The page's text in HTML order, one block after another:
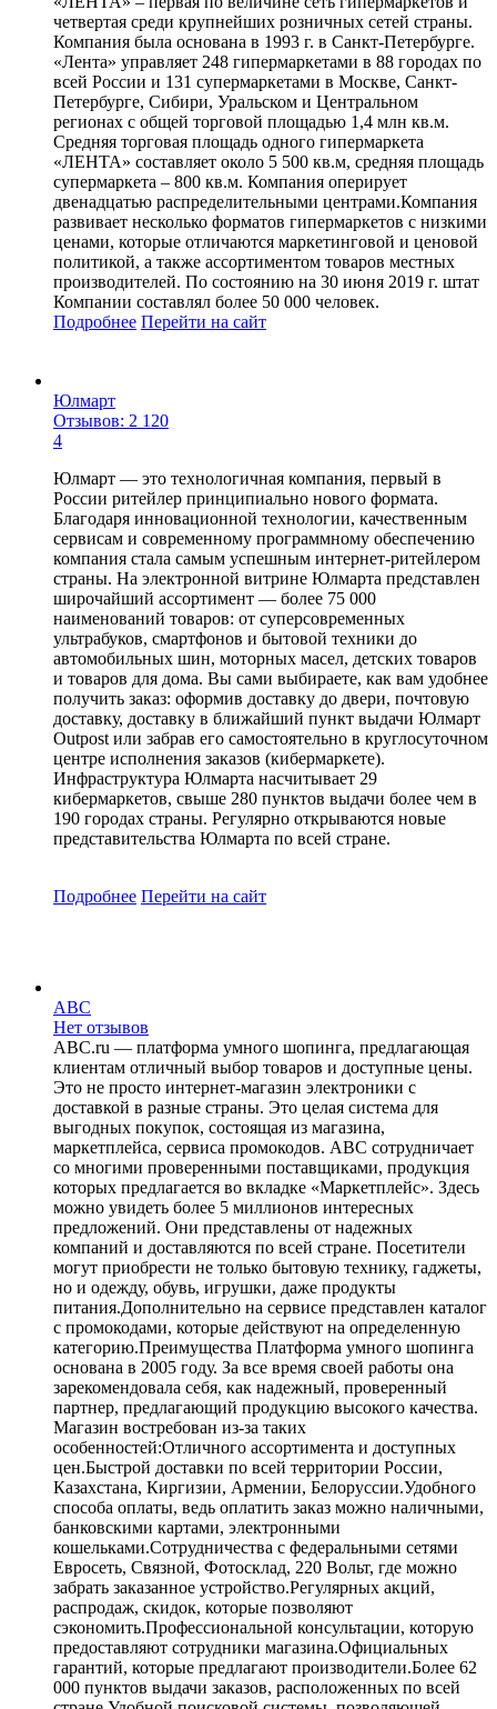
четвертая среди крупнейших розничных сетей страны.
Компания была основана в 1993 г. в Санкт-Петербурге.
«Лента» управляет 248 гипермаркетами в 88 городах по
всей России и 131 супермаркетами в Москве, Санкт-
Петербурге, Сибири, Уральском и Центральном
регионах с общей торговой площадью 1,4 млн кв.м.
Средняя торговая площадь одного гипермаркета
«ЛЕНТА» составляет около 5 500 кв.м, средняя площадь
супермаркета – 800 кв.м. Компания оперирует
двенадцатью распределительными центрами.Компания
развивает несколько форматов гипермаркетов с низкими
ценами, которые отличаются маркетинговой и ценовой
политикой, а также ассортиментом товаров местных
производителей. По состоянию на 30 июня 2019 г. штат
Компании составлял более 50 000 человек.
Подробнее Перейти на сайт
Юлмарт
Отзывов: 2 120
4
Юлмарт — это технологичная компания, первый в
России ритейлер принципиально нового формата.
Благодаря инновационной технологии, качественным
сервисам и современному программному обеспечению
компания стала самым успешным интернет-ритейлером
страны. На электронной витрине Юлмарта представлен
широчайший ассортимент — более 75 000
наименований товаров: от суперсовременных
ультрабуков, смартфонов и бытовой техники до
автомобильных шин, моторных масел, детских товаров
и товаров для дома. Вы сами выбираете, как вам удобнее
получить заказ: оформив доставку до двери, почтовую
доставку, доставку в ближайший пункт выдачи Юлмарт
Outpost или забрав его самостоятельно в круглосуточном
центре исполнения заказов (кибермаркете).
Инфраструктура Юлмарта насчитывает 29
кибермаркетов, свыше 280 пунктов выдачи более чем в
190 городах страны. Регулярно открываются новые
представительства Юлмарта по всей стране.
Подробнее Перейти на сайт
ABC
Нет отзывов
ABC.ru — платформа умного шопинга, предлагающая
клиентам отличный выбор товаров и доступные цены.
Это не просто интернет-магазин электроники с
доставкой в разные страны. Это целая система для
выгодных покупок, состоящая из магазина,
маркетплейса, сервиса промокодов. ABC сотрудничает
со многими проверенными поставщиками, продукция
которых предлагается во вкладке «Маркетплейс». Здесь
можно увидеть более 5 миллионов интересных
предложений. Они представлены от надежных
компаний и доставляются по всей стране. Посетители
могут приобрести не только бытовую технику, гаджеты,
но и одежду, обувь, игрушки, даже продукты
питания.Дополнительно на сервисе представлен каталог
с промокодами, которые действуют на определенную
категорию.Преимущества Платформа умного шопинга
основана в 2005 году. За все время своей работы она
зарекомендовала себя, как надежный, проверенный
партнер, предлагающий продукцию высокого качества.
Магазин востребован из-за таких
особенностей:Отличного ассортимента и доступных
цен.Быстрой доставки по всей территории России,
Казахстана, Киргизии, Армении, Белоруссии.Удобного
способа оплаты, ведь оплатить заказ можно наличными,
банковскими картами, электронными
кошельками.Сотрудничества с федеральными сетями
Евросеть, Связной, Фотосклад, 220 Вольт, где можно
забрать заказанное устройство.Регулярных акций,
распродаж, скидок, которые позволяют
сэкономить.Профессиональной консультации, которую
предоставляют сотрудники магазина.Официальных
гарантий, которые предлагают производители.Более 62
000 пунктов выдачи заказов, расположенных по всей